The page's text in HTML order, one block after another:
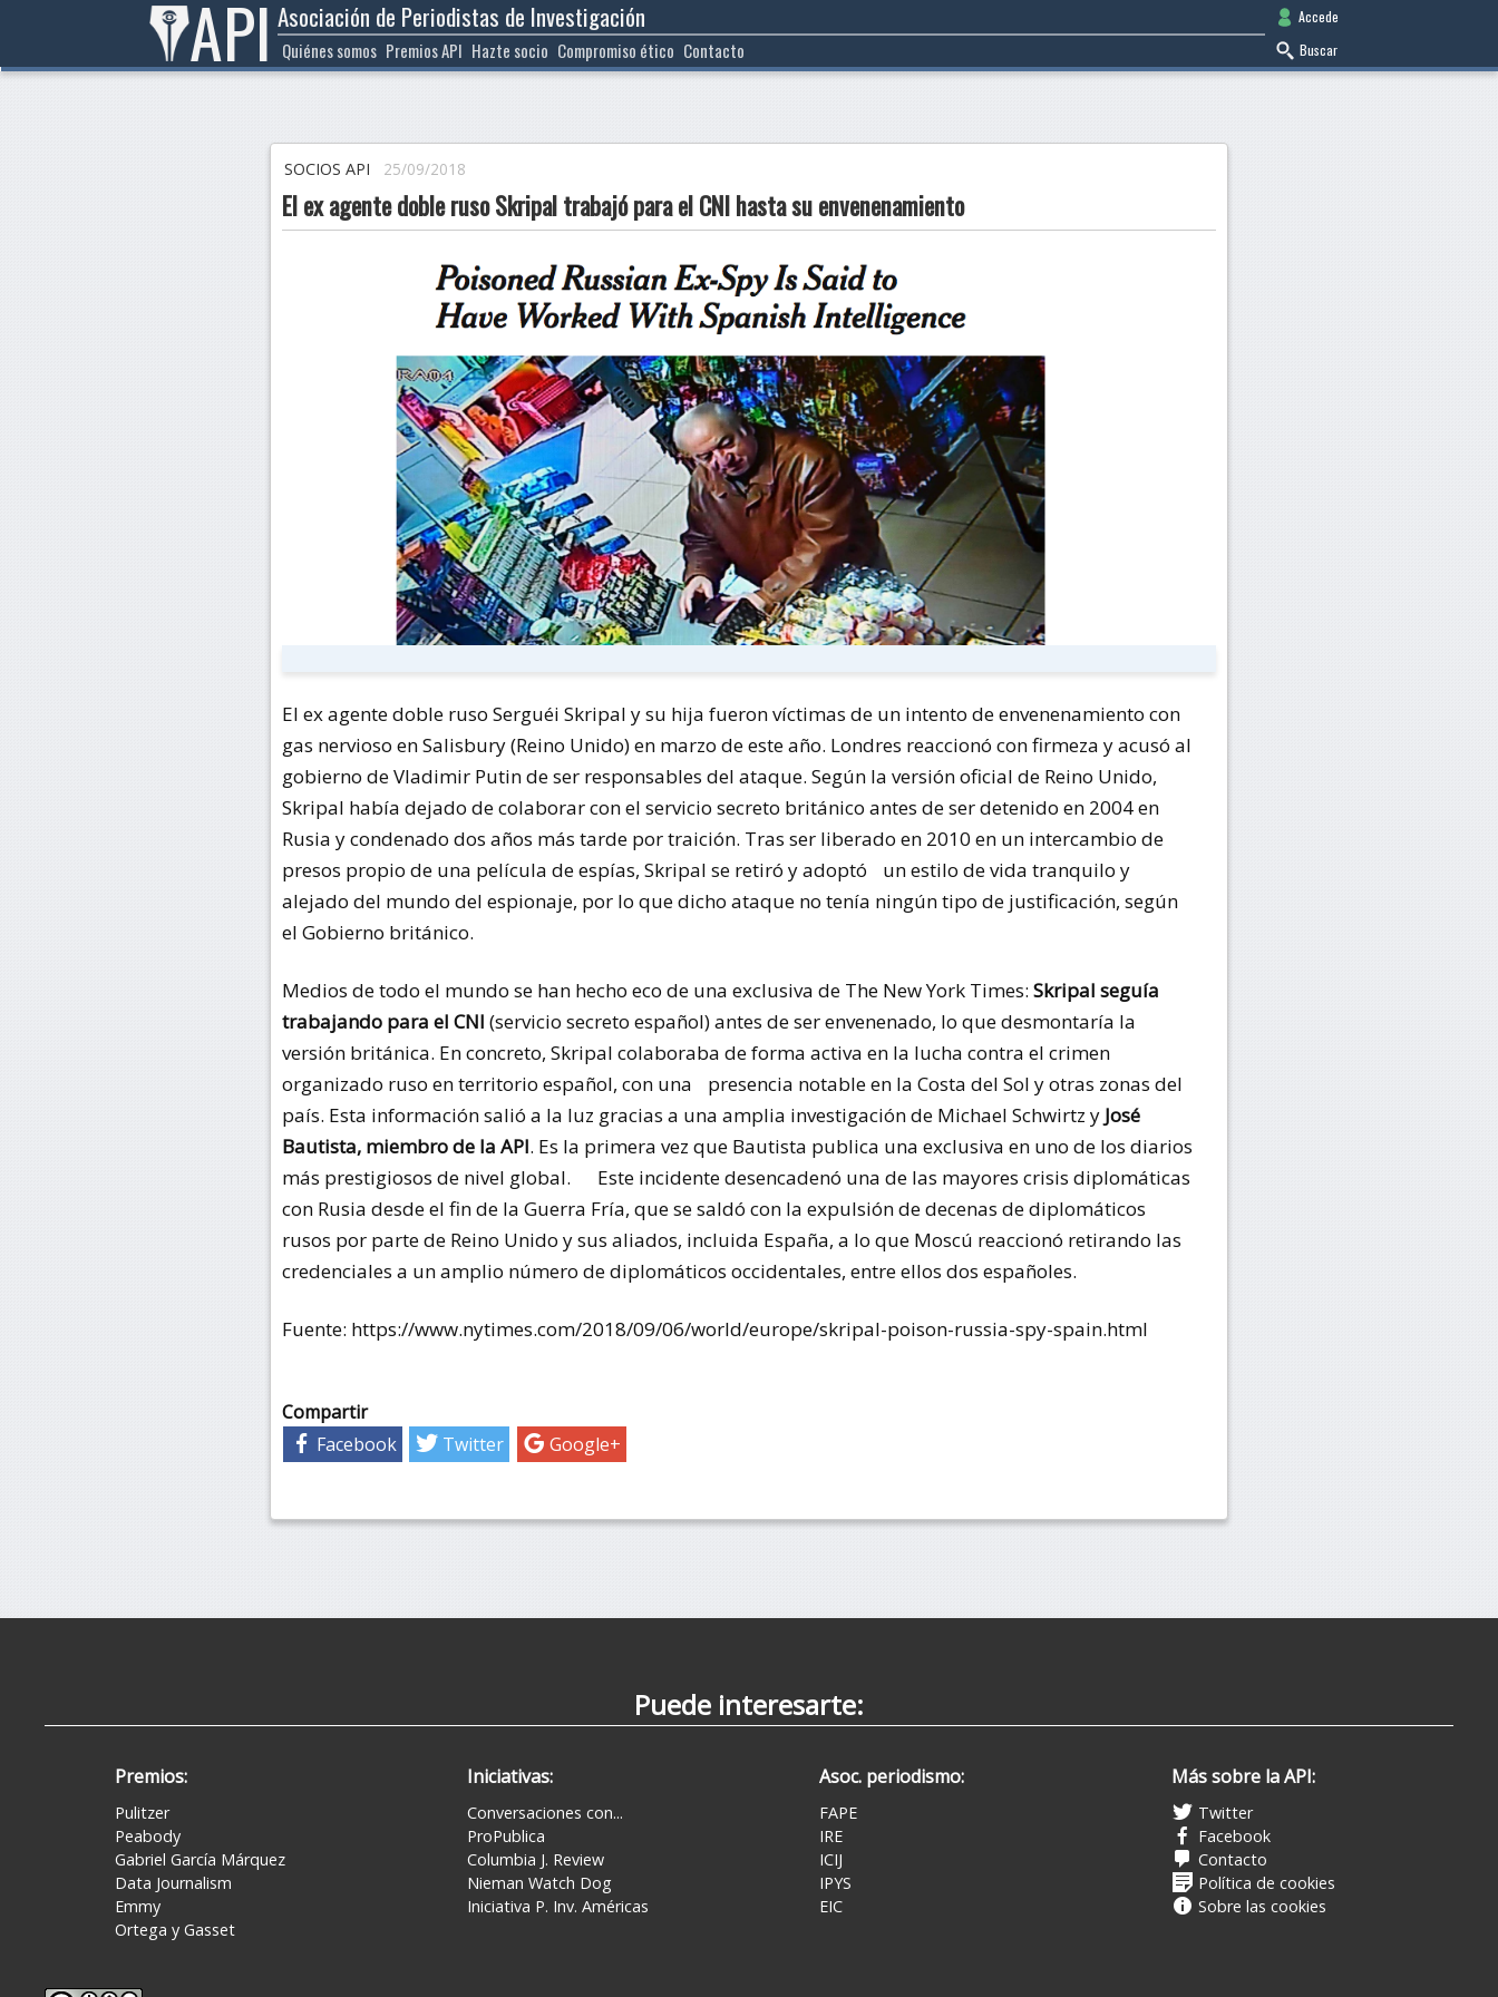
contenido
API Asociación de Periodistas de Investigación
Quiénes somos Premios API Hazte socio Compromiso ético Contacto
Accede
Buscar
SOCIOS API 25/09/2018
El ex agente doble ruso Skripal trabajó para el CNI hasta su envenenamiento
El ex agente doble ruso Serguéi Skripal y su hija fueron víctimas de un intento de envenenamiento con
gas nervioso en Salisbury (Reino Unido) en marzo de este año. Londres reaccionó con firmeza y acusó al
gobierno de Vladimir Putin de ser responsables del ataque. Según la versión oficial de Reino Unido,
Skripal había dejado de colaborar con el servicio secreto británico antes de ser detenido en 2004 en
Rusia y condenado dos años más tarde por traición. Tras ser liberado en 2010 en un intercambio de
presos propio de una película de espías, Skripal se retiró y adoptó un estilo de vida tranquilo y
alejado del mundo del espionaje, por lo que dicho ataque no tenía ningún tipo de justificación, según
el Gobierno británico.
Medios de todo el mundo se han hecho eco de una exclusiva de The New York Times: Skripal seguía
trabajando para el CNI (servicio secreto español) antes de ser envenenado, lo que desmontaría la
versión británica. En concreto, Skripal colaboraba de forma activa en la lucha contra el crimen
organizado ruso en territorio español, con una presencia notable en la Costa del Sol y otras zonas del
país. Esta información salió a la luz gracias a una amplia investigación de Michael Schwirtz y José
Bautista, miembro de la API. Es la primera vez que Bautista publica una exclusiva en uno de los diarios
más prestigiosos de nivel global. Este incidente desencadenó una de las mayores crisis diplomáticas
con Rusia desde el fin de la Guerra Fría, que se saldó con la expulsión de decenas de diplomáticos
rusos por parte de Reino Unido y sus aliados, incluida España, a lo que Moscú reaccionó retirando las
credenciales a un amplio número de diplomáticos occidentales, entre ellos dos españoles.
Fuente: https://www.nytimes.com/2018/09/06/world/europe/skripal-poison-russia-spy-spain.html
Compartir
Facebook
Twitter Google+
Puede interesarte:
Premios:
Pulitzer
Peabody
Gabriel García Márquez
Data Journalism
Emmy
Ortega y Gasset
Iniciativas:
Conversaciones con...
ProPublica
Columbia J. Review
Nieman Watch Dog
Iniciativa P. Inv. Américas
Asoc. periodismo:
FAPE
IRE
ICIJ
IPYS
EIC
Más sobre la API:
Twitter
Facebook
Contacto
Política de cookies
Sobre las cookies